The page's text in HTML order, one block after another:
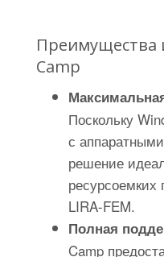
Преимущества
Camp
Поскольку
с
решение
ресурсоемких
LIRA-FEM.
Полная
Camp